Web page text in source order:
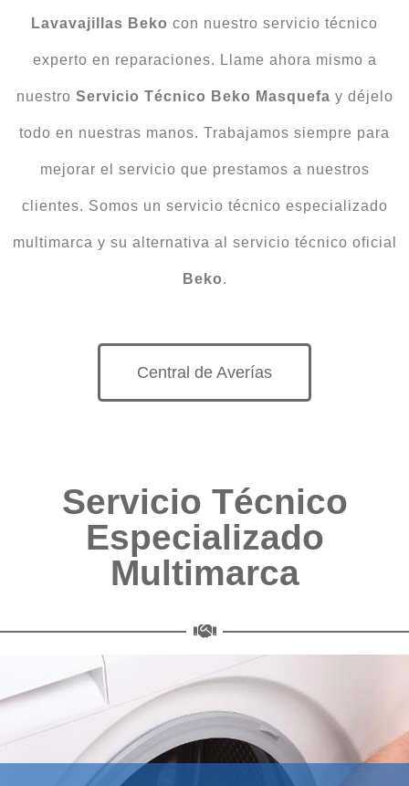
Lavavajillas Beko con nuestro servicio técnico
experto en reparaciones. Llame ahora mismo a
nuestro Servicio Técnico Beko Masquefa y déjelo
todo en nuestras manos. Trabajamos siempre para
mejorar el servicio que prestamos a nuestros
clientes. Somos un servicio técnico especializado
multimarca y su alternativa al servicio técnico oficial
Beko.
Central de Averías
Servicio Técnico
Especializado
Multimarca